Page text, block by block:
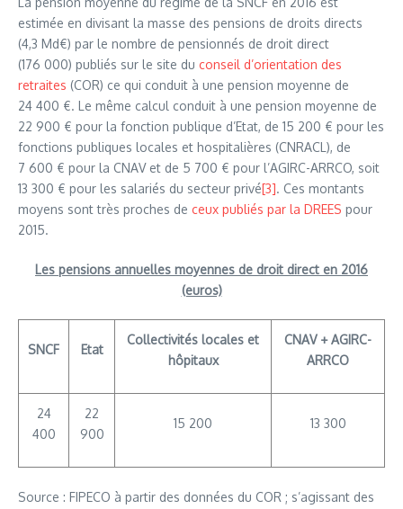
estimée en divisant la masse des pensions de droits directs
(4,3 Md€) par le nombre de pensionnés de droit direct
(176 000) publiés sur le site du conseil d’orientation des
retraites (COR) ce qui conduit à une pension moyenne de
24 400 €. Le même calcul conduit à une pension moyenne de
22 900 € pour la fonction publique d’Etat, de 15 200 € pour les
fonctions publiques locales et hospitalières (CNRACL), de
7 600 € pour la CNAV et de 5 700 € pour l’AGIRC-ARRCO, soit
13 300 € pour les salariés du secteur privé[3]. Ces montants
moyens sont très proches de ceux publiés par la DREES pour
2015.
Les pensions annuelles moyennes de droit direct en 2016
(euros)
SNCF Etat
Collectivités locales et
hôpitaux
CNAV + AGIRC-
ARRCO
24
400
22
900
15 200 13 300
Source : FIPECO à partir des données du COR ; s’agissant des